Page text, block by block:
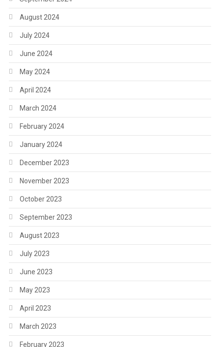
August 2024
July 2024
June 2024
May 2024
April 2024
March 2024
February 2024
January 2024
December 2023
November 2023
October 2023
September 2023
August 2023
July 2023
June 2023
May 2023
April 2023
March 2023
February 2023